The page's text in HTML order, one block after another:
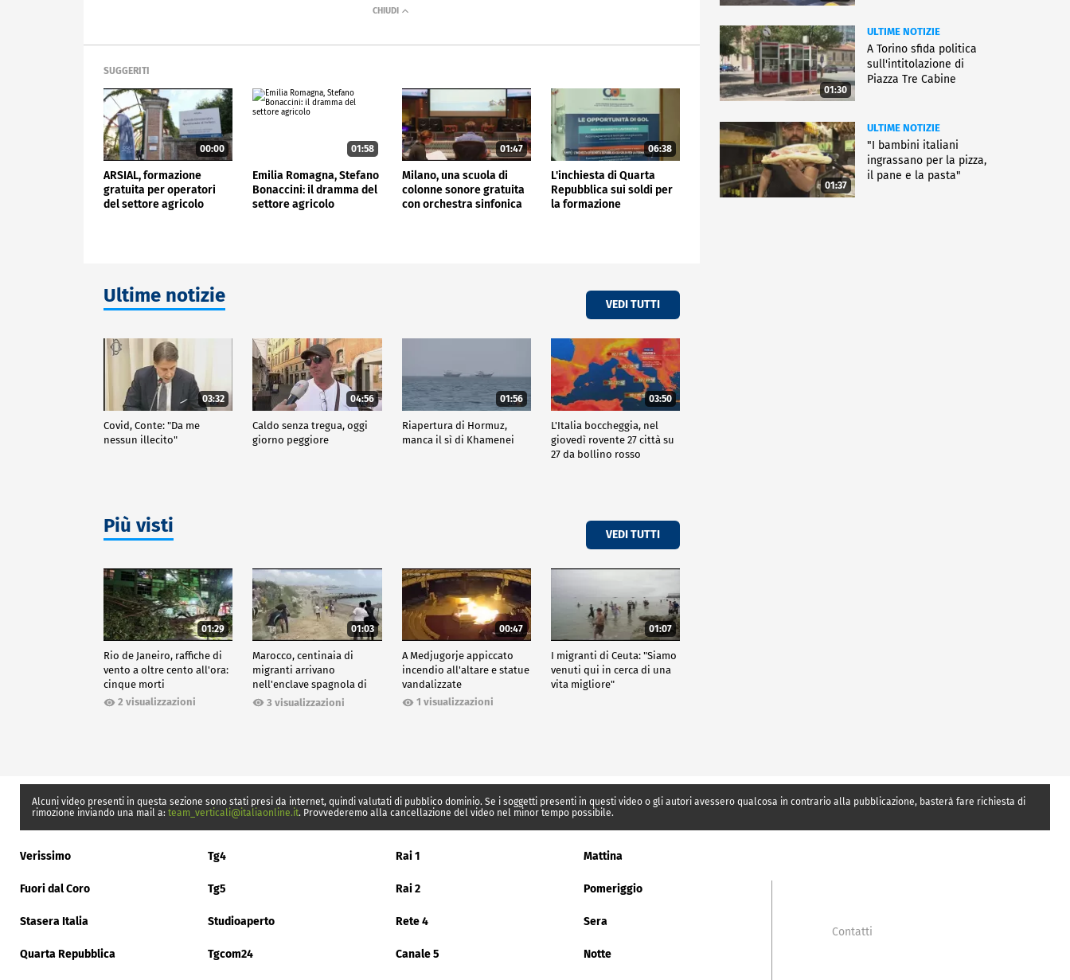
SUGGERITI
00:00
ARSIAL, formazione
gratuita per operatori
del settore agricolo
01:58
Emilia Romagna, Stefano
Bonaccini: il dramma del
settore agricolo
01:47
Milano, una scuola di
colonne sonore gratuita
con orchestra sinfonica
06:38
L'inchiesta di Quarta
Repubblica sui soldi per
la formazione
Ultime notizie VEDI TUTTI
03:32
Covid, Conte: "Da me
nessun illecito"
04:56
Caldo senza tregua, oggi
giorno peggiore
01:56
Riapertura di Hormuz,
manca il sì di Khamenei
03:50
L'Italia boccheggia, nel
giovedì rovente 27 città su
27 da bollino rosso
Più visti VEDI TUTTI
01:29
Rio de Janeiro, raffiche di
vento a oltre cento all'ora:
cinque morti
2 visualizzazioni
01:03
Marocco, centinaia di
migranti arrivano
nell'enclave spagnola di
Ceuta3 visualizzazioni
00:47
A Medjugorje appiccato
incendio all'altare e statue
vandalizzate
1 visualizzazioni
01:07
I migranti di Ceuta: "Siamo
venuti qui in cerca di una
vita migliore"
01:30
ULTIME NOTIZIE
A Torino sfida politica
sull'intitolazione di
Piazza Tre Cabine
01:37
ULTIME NOTIZIE
"I bambini italiani
ingrassano per la pizza,
il pane e la pasta"
Alcuni video presenti in questa sezione sono stati presi da internet, quindi valutati di pubblico dominio. Se i soggetti presenti in questi video o gli autori avessero qualcosa in contrario alla pubblicazione, basterà fare richiesta di
rimozione inviando una mail a: team_verticali@italiaonline.it. Provvederemo alla cancellazione del video nel minor tempo possibile.
Verissimo Tg4 Rai 1 Mattina
Fuori dal Coro Tg5 Rai 2 Pomeriggio
Stasera Italia Studioaperto Rete 4 Sera
Quarta Repubblica Tgcom24 Canale 5 Notte
Contatti